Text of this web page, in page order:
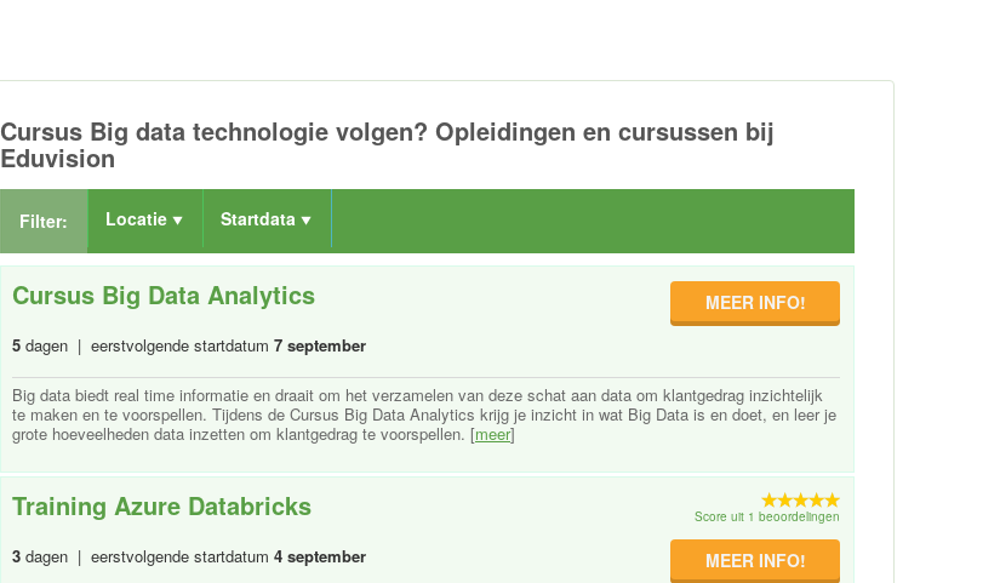
Cursus Big data technologie volgen? Opleidingen en cursussen bij
Eduvision
Filter: Locatie Startdata
Cursus Big Data Analytics
5 dagen | eerstvolgende startdatum 7 september
MEER INFO!
Big data biedt real time informatie en draait om het verzamelen van deze schat aan data om klantgedrag inzichtelijk
te maken en te voorspellen. Tijdens de Cursus Big Data Analytics krijg je inzicht in wat Big Data is en doet, en leer je
grote hoeveelheden data inzetten om klantgedrag te voorspellen. [meer]
Training Azure Databricks
3 dagen | eerstvolgende startdatum 4 september
Score uit 1 beoordelingen
MEER INFO!